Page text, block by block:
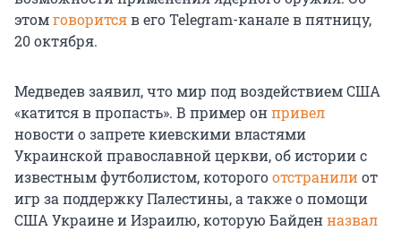
этомговоритсяв его Telegram-канале в пятницу,
20 октября.
Медведев заявил, что мир под воздействием США
«катится в пропасть». В пример онпривел
новости о запрете киевскими властями
Украинской православной церкви, об истории с
известным футболистом, которогоотстранилиот
игр за поддержку Палестины, а также о помощи
США Украине и Израилю, которую Байденназвал